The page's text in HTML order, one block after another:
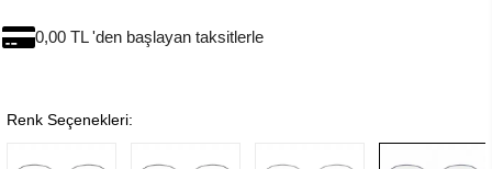
0,00 TL 'den başlayan taksitlerle
Renk Seçenekleri: